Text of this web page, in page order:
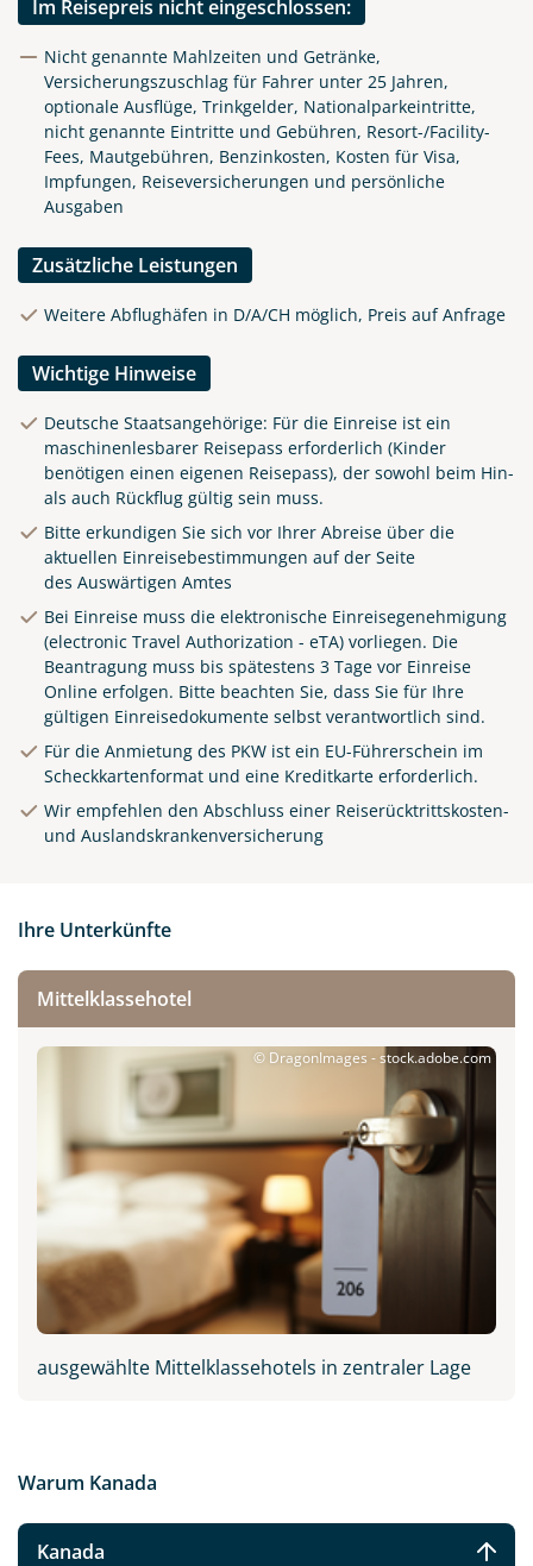
Im Reisepreis nicht eingeschlossen:
Nicht genannte Mahlzeiten und Getränke,
Versicherungszuschlag für Fahrer unter 25 Jahren,
optionale Ausflüge, Trinkgelder, Nationalparkeintritte,
nicht genannte Eintritte und Gebühren, Resort-/Facility-
Fees, Mautgebühren, Benzinkosten, Kosten für Visa,
Impfungen, Reiseversicherungen und persönliche
Ausgaben
Zusätzliche Leistungen
Weitere Abflughäfen in D/A/CH möglich, Preis auf Anfrage
Wichtige Hinweise
Deutsche Staatsangehörige: Für die Einreise ist ein
maschinenlesbarer Reisepass erforderlich (Kinder
benötigen einen eigenen Reisepass), der sowohl beim Hin-
als auch Rückflug gültig sein muss.
Bitte erkundigen Sie sich vor Ihrer Abreise über die
aktuellen Einreisebestimmungen auf der Seite
des Auswärtigen Amtes
Bei Einreise muss die elektronische Einreisegenehmigung
(electronic Travel Authorization - eTA) vorliegen. Die
Beantragung muss bis spätestens 3 Tage vor Einreise
Online erfolgen. Bitte beachten Sie, dass Sie für Ihre
gültigen Einreisedokumente selbst verantwortlich sind.
Für die Anmietung des PKW ist ein EU-Führerschein im
Scheckkartenformat und eine Kreditkarte erforderlich.
Wir empfehlen den Abschluss einer Reiserücktrittskosten-
und Auslandskrankenversicherung
Ihre Unterkünfte
Mittelklassehotel
© DragonImages - stock.adobe.com
ausgewählte Mittelklassehotels in zentraler Lage
Warum Kanada
Kanada